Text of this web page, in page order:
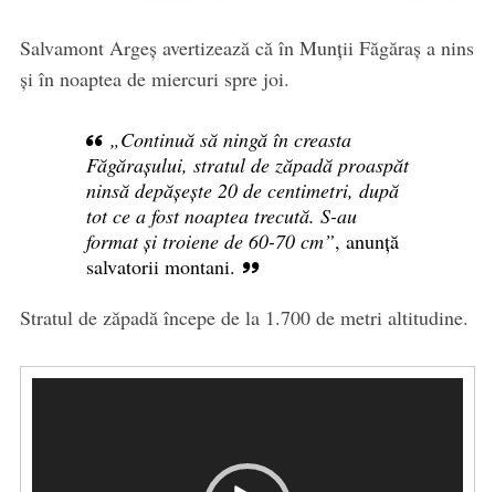
Salvamont Argeș avertizează că în Munții Făgăraș a nins
și în noaptea de miercuri spre joi.
„Continuă să ningă în creasta
Făgărașului, stratul de zăpadă proaspăt
ninsă depășește 20 de centimetri, după
tot ce a fost noaptea trecută. S-au
format și troiene de 60-70 cm”, anunță
salvatorii montani.
Stratul de zăpadă începe de la 1.700 de metri altitudine.